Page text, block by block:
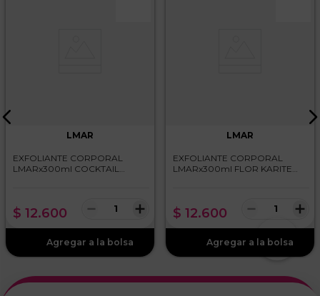
LMAR
EXFOLIANTE CORPORAL
LMARx300ml COCKTAIL
$ 12.600 ＋
－
LMAR
EXFOLIANTE CORPORAL
LMARx300ml FLOR KARITE
$ 12.600 ＋
－